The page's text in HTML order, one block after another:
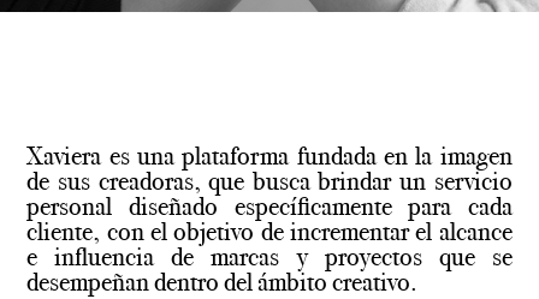
Xaviera es una plataforma fundada en la imagen
de sus creadoras, que busca brindar un servicio
personal diseñado específicamente para cada
cliente, con el objetivo de incrementar el alcance
e influencia de marcas y proyectos que se
desempeñan dentro del ámbito creativo.